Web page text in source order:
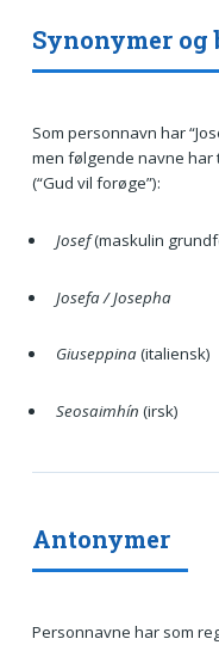
Synonymer
Som personnavn har
men følgende navne
(“Gud vil forøge”):
Josef(maskulin
Josefa / Josepha
Giuseppina(italiensk)
Seosaimhín (irsk)
Antonymer
Personnavne har som